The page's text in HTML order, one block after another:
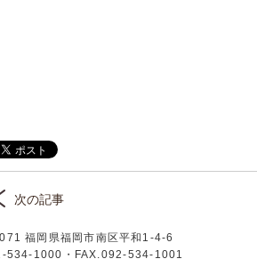
次の記事
ニック
福岡県福岡市南区平和1-4-6
534-1000 ・FAX.092-534-1001